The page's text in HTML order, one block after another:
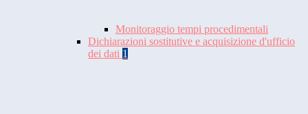
Monitoraggio tempi procedimentali
Dichiarazioni sostitutive e acquisizione d'ufficio
dei dati 1